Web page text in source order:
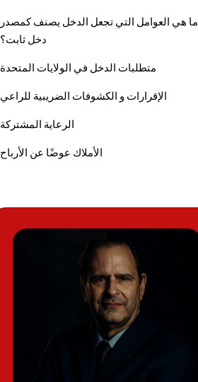
ما هي العوامل التي تجعل الدخل يصنف كمصدر
دخل ثابت؟
متطلبات الدخل في الولايات المتحدة
الإقرارات و الكشوفات الضريبية للراعي
الرعاية المشتركة
الأملاك عوضًا عن الأرباح